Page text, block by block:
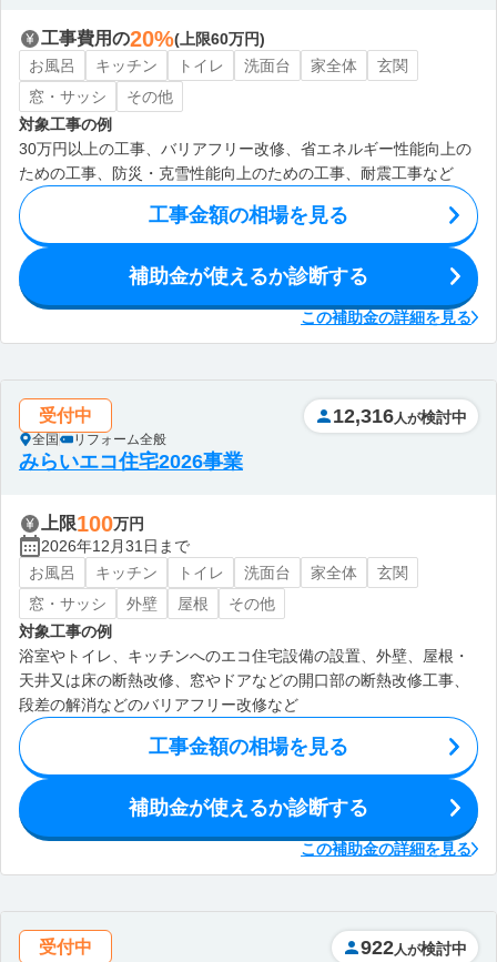
工事費用の20%(上限60万円)
お風呂
キッチン トイレ 洗面台 家全体
玄関
窓・サッシ
その他
対象工事の例
30万円以上の工事、バリアフリー改修、省エネルギー性能向上の
ための工事、防災・克雪性能向上のための工事、耐震工事など
工事金額の相場を見る
補助金が使えるか診断する
この補助金の詳細を見る
受付中
全国 リフォーム全般
12,316 人が検討中
みらいエコ住宅2026事業
上限100万円
2026年12月31日まで
お風呂
キッチン トイレ 洗面台 家全体
玄関
窓・サッシ
外壁 屋根
その他
対象工事の例
浴室やトイレ、キッチンへのエコ住宅設備の設置、外壁、屋根・
天井又は床の断熱改修、窓やドアなどの開口部の断熱改修工事、
段差の解消などのバリアフリー改修など
工事金額の相場を見る
補助金が使えるか診断する
この補助金の詳細を見る
受付中 922 人が検討中